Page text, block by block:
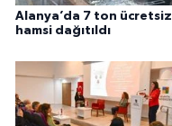
Alanya’da 7 ton ücretsiz
hamsi dağıtıldı